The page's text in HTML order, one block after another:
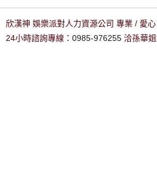
欣漢神 娛樂派對人力資源公司 專業 / 愛
24小時諮詢專線： 0985-976255 洽孫華